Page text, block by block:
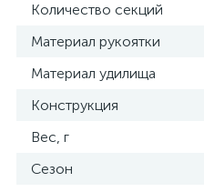
Количество секций
Материал рукоятки
Материал удилища
Конструкция
Вес, г
Сезон